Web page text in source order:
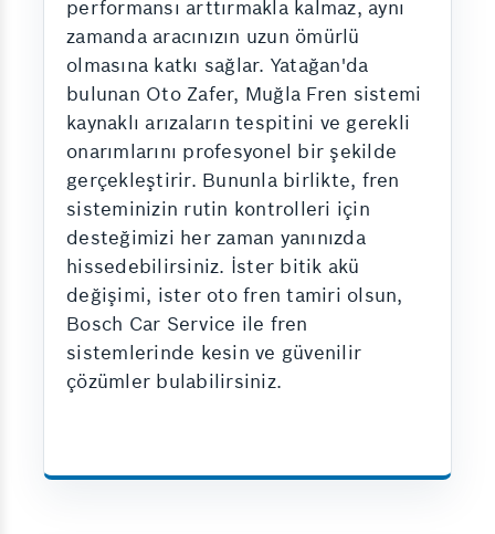
performansı arttırmakla kalmaz, aynı
zamanda aracınızın uzun ömürlü
olmasına katkı sağlar. Yatağan'da
bulunan Oto Zafer, Muğla Fren sistemi
kaynaklı arızaların tespitini ve gerekli
onarımlarını profesyonel bir şekilde
gerçekleştirir. Bununla birlikte, fren
sisteminizin rutin kontrolleri için
desteğimizi her zaman yanınızda
hissedebilirsiniz. İster bitik akü
değişimi, ister oto fren tamiri olsun,
Bosch Car Service ile fren
sistemlerinde kesin ve güvenilir
çözümler bulabilirsiniz.